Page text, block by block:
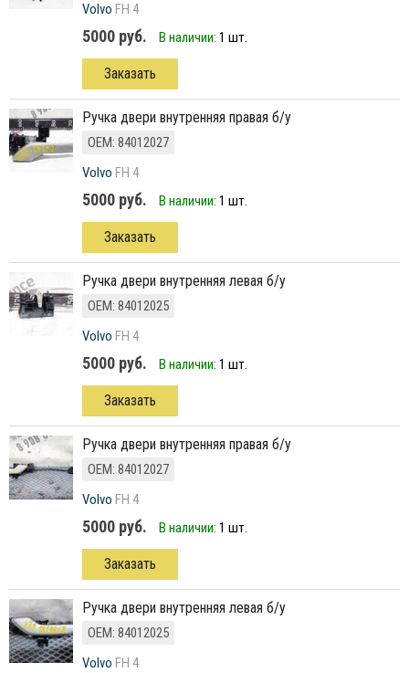
Volvo FH 4
5000 руб. В наличии: 1 шт.
Заказать
ручка двери внутренняя правая б/у
ОЕМ: 84012027
Volvo FH 4
5000 руб. В наличии: 1 шт.
Заказать
ручка двери внутренняя левая б/у
ОЕМ: 84012025
Volvo FH 4
5000 руб. В наличии: 1 шт.
Заказать
ручка двери внутренняя правая б/у
ОЕМ: 84012027
Volvo FH 4
5000 руб. В наличии: 1 шт.
Заказать
ручка двери внутренняя левая б/у
ОЕМ: 84012025
Volvo FH 4